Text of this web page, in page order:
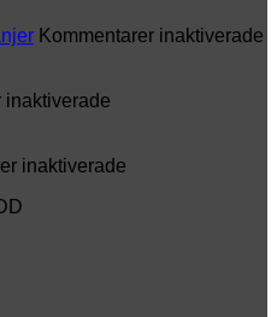
–
markis
ny
Kommentarer inaktiverade
inaktiverade
inaktiverade